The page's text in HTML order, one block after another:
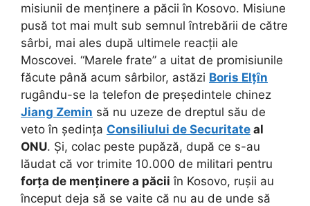
misiunii de menținere a păcii în Kosovo. Misiune
pusă tot mai mult sub semnul întrebării de către
sârbi, mai ales după ultimele reacții ale
Moscovei. “Marele frate” a uitat de promisiunile
făcute până acum sârbilor, astăzi Boris Elțîn
rugându-se la telefon de președintele chinez
Jiang Zemin să nu uzeze de dreptul său de
veto în ședința Consiliului de Securitate al
ONU. Și, colac peste pupăză, după ce s-au
lăudat că vor trimite 10.000 de militari pentru
forța de menținere a păcii în Kosovo, rușii au
început deja să se vaite că nu au de unde să